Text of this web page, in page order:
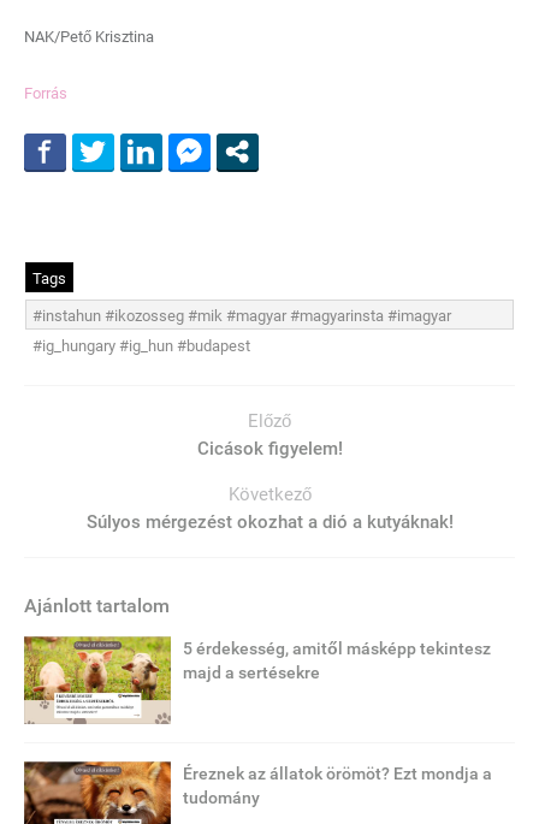
NAK/Pető Krisztina
Forrás
Tags
#instahun #ikozosseg #mik #magyar #magyarinsta #imagyar
#ig_hungary #ig_hun #budapest
Előző
Cicások figyelem!
Következő
Súlyos mérgezést okozhat a dió a kutyáknak!
Ajánlott tartalom
5 érdekesség, amitől másképp tekintesz
majd a sertésekre
Éreznek az állatok örömöt? Ezt mondja a
tudomány